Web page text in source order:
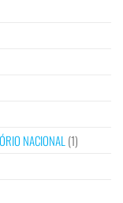
NACIONAL (1)